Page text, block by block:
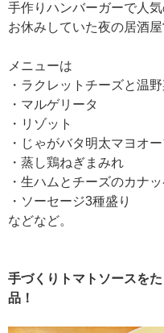
手作りハンバーガーで人
お休みしていた夜の居酒
メニューは
・ラクレットチーズと温
・マルゲリータ
・リゾット
・じゃがバタ明太マヨオ
・蒸し鶏ねぎまみれ
・生ハムとチーズのカナ
・ソーセージ3種盛り
などなど。
手づくりトマトソースを
品！